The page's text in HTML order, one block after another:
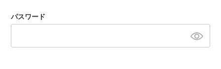
パスワード